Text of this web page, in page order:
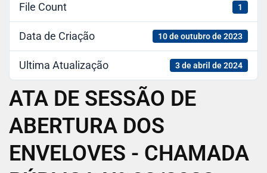
File Count 1
Data de Criação 10 de outubro de 2023
Ultima Atualização 3 de abril de 2024
ATA DE SESSÃO DE
ABERTURA DOS
ENVELOVES - CHAMADA